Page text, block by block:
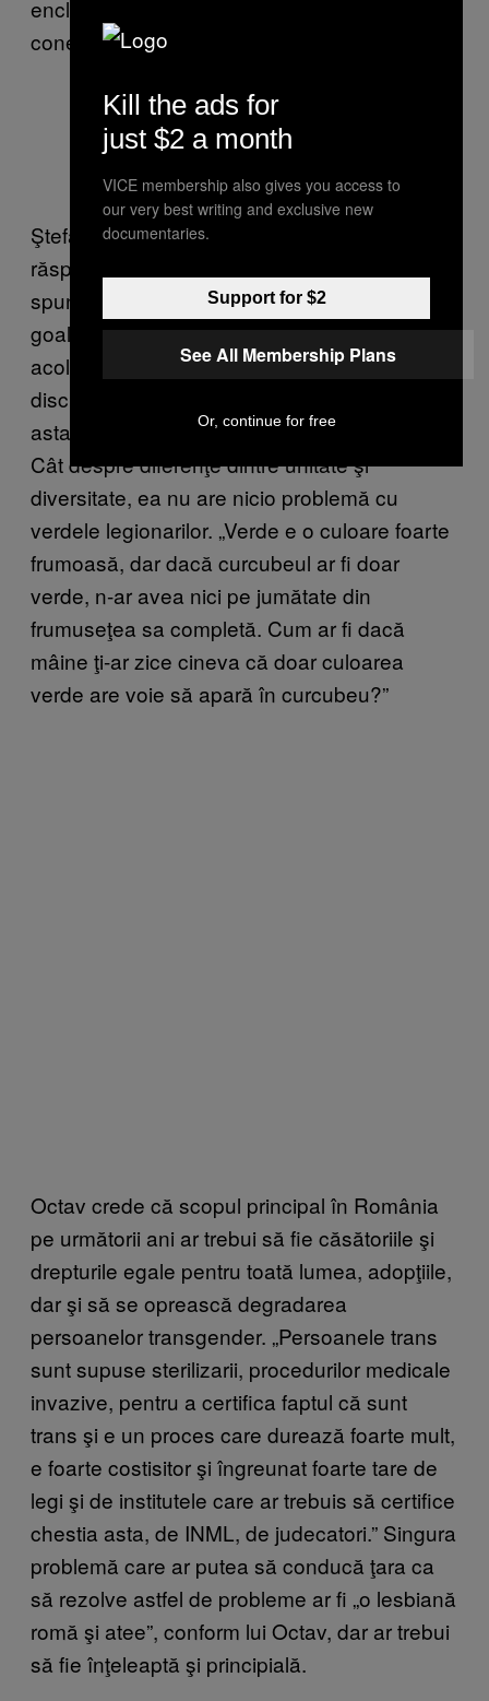
enclavă mică de oameni, ci suntem diverşi şi
conectaţi.”
Fotografie de Octavian Tudor
Ştefania este o activistă care luptă cu ura
răspândită de cei de la Noua Dreaptă. „Ei
spun că promovează valori, dar sunt cuvinte
goale. Libertatea de exprimare se opreşte
acolo unde încalci demnitatea cuiva printr-un
discurs instigator la ură. Avem legi pentru
asta şi mă aştept să se aplice sancţiunile.”
Cât despre diferenţe dintre unitate şi
diversitate, ea nu are nicio problemă cu
verdele legionarilor. „Verde e o culoare foarte
frumoasă, dar dacă curcubeul ar fi doar
verde, n-ar avea nici pe jumătate din
frumuseţea sa completă. Cum ar fi dacă
mâine ţi-ar zice cineva că doar culoarea
verde are voie să apară în curcubeu?”
Octav crede că scopul principal în România
pe următorii ani ar trebui să fie căsătoriile şi
drepturile egale pentru toată lumea, adopţiile,
dar şi să se oprească degradarea
persoanelor transgender. „Persoanele trans
sunt supuse sterilizarii, procedurilor medicale
invazive, pentru a certifica faptul că sunt
trans şi e un proces care durează foarte mult,
e foarte costisitor şi îngreunat foarte tare de
legi şi de institutele care ar trebuis să certifice
chestia asta, de INML, de judecatori.” Singura
problemă care ar putea să conducă ţara ca
să rezolve astfel de probleme ar fi „o lesbiană
romă şi atee”, conform lui Octav, dar ar trebui
să fie înţeleaptă şi principială.
Kill the ads for
just $2 a month
VICE membership also gives you access to
our very best writing and exclusive new
documentaries.
Support for $2
See All Membership Plans
Or, continue for free